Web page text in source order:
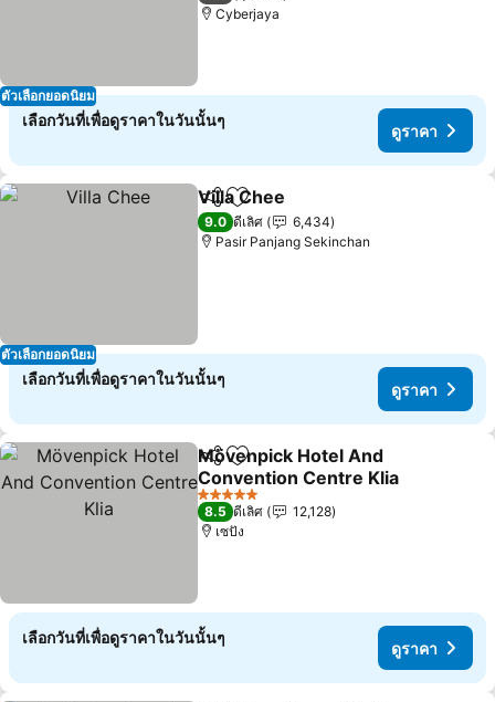
ตัวเลือกยอดนิยม
Cyberjaya
เลือกวันที่เพื่อดูราคาในวันนั้นๆ
ดูราคา
ตัวเลือกยอดนิยม
แชร์ เพิ่มในรายการโปรด
Villa Chee
9.0 ดีเลิศ
6,434
Pasir Panjang Sekinchan
เลือกวันที่เพื่อดูราคาในวันนั้นๆ
ดูราคา
แชร์ เพิ่มในรายการโปรด
Mövenpick Hotel And
Convention Centre Klia
ดูราคา
5 ดาว
8.5 ดีเลิศ
12,128
เซปัง
เลือกวันที่เพื่อดูราคาในวันนั้นๆ
ดูราคา